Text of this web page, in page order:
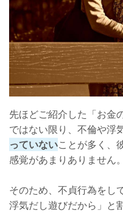
先ほどご紹介した「お金
ではない限り、不倫や浮
っていないことが多く、
感覚があまりありません。
そのため、不貞行為をし
浮気だし遊びだから」と